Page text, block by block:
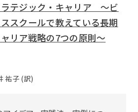
テジック・キャリア ～ビ
スクールで教えている長期
リア戦略の7つの原則～
祐子 (訳)